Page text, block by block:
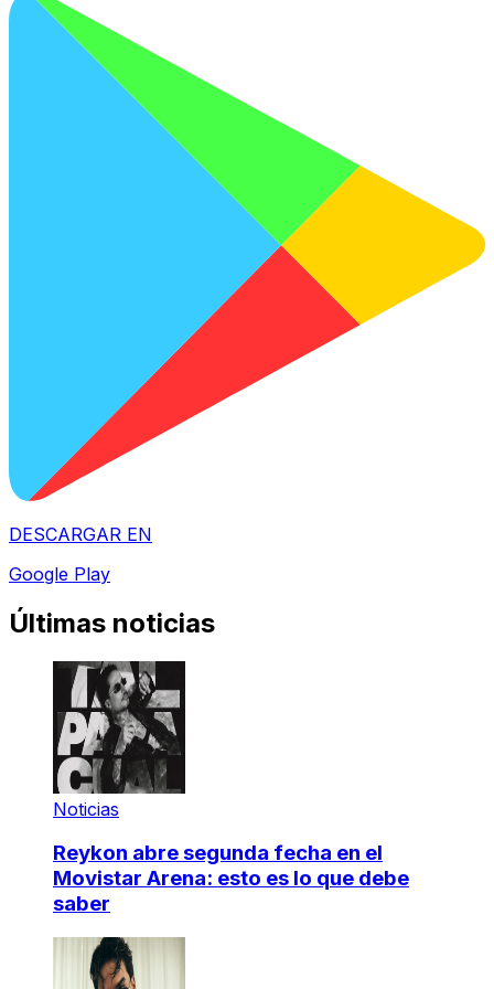
DESCARGAR EN
Google Play
Últimas noticias
Noticias
Reykon abre segunda fecha en el
Movistar Arena: esto es lo que debe
saber